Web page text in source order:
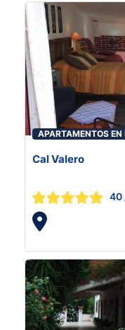
APARTAMENTOS EN
Cal Valero
40